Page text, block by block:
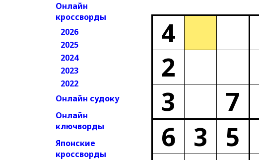
Онлайн
кроссворды
2026
2025
2024
2023
2022
Онлайн судоку
Онлайн
ключворды
Японские
кроссворды
4
2
3
7
6 3 5